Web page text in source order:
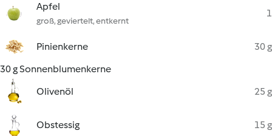
Apfel
groß, geviertelt, entkernt
1
Pinienkerne
30 g
30 g Sonnenblumenkerne
Olivenöl
25 g
Obstessig 15 g